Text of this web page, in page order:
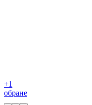
+1
обране